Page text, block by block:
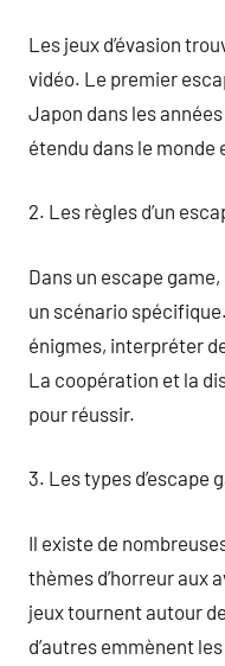
Les jeux d’évasion
vidéo. Le premier
Japon dans les
étendu dans le monde
2. Les règles d’un
Dans un escape
un scénario
énigmes, interpréter
La coopération et la
pour réussir.
3. Les types d’escape
Il existe de
thèmes d’horreur aux
jeux tournent autour
d’autres emmènent